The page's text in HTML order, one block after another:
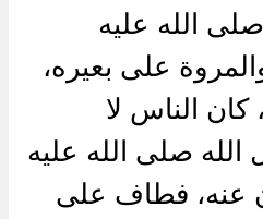
الله عليه
على بعيره،
كان الناس لا
صلى الله عليه
عنه، فطاف على